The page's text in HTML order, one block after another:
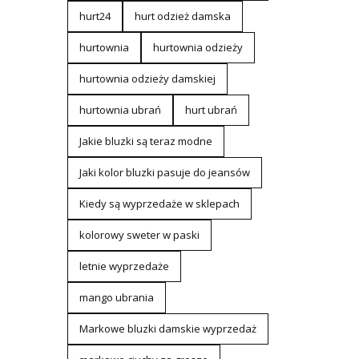
hurt24 hurt odzież damska
hurtownia hurtownia odzieży
hurtownia odzieży damskiej
hurtownia ubrań hurt ubrań
Jakie bluzki są teraz modne
Jaki kolor bluzki pasuje do jeansów
Kiedy są wyprzedaże w sklepach
kolorowy sweter w paski
letnie wyprzedaże
mango ubrania
Markowe bluzki damskie wyprzedaż